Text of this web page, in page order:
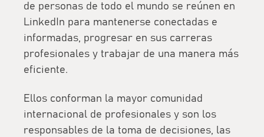
de personas de todo el mundo se reúnen en
LinkedIn para mantenerse conectadas e
informadas, progresar en sus carreras
profesionales y trabajar de una manera más
eficiente.
Ellos conforman la mayor comunidad
internacional de profesionales y son los
responsables de la toma de decisiones, las